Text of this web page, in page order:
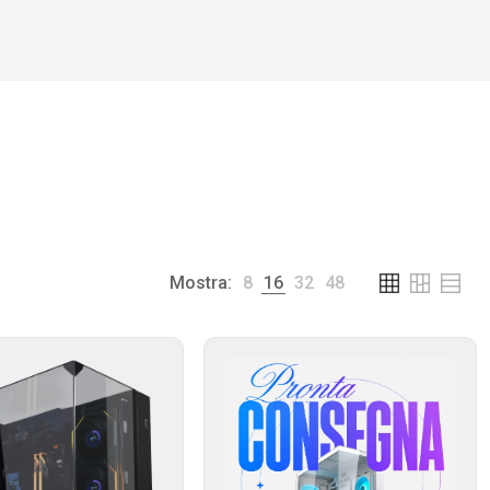
Mostra: 8 16 32 48